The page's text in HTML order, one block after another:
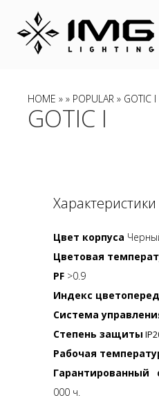
HOME » » POPULAR » GOTIC I
GOTIC I
Характеристики
Цвет корпуса
Цветовая
PF >0.9
Индекс
Система
Степень защиты
Рабочая
Гарантированный
000 ч.